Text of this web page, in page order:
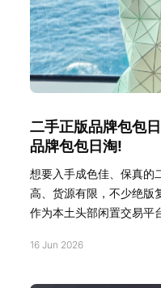
二手正版品牌包包
品牌包包日淘!
想要入手成色佳、保真的
高、货源有限，不少绝版
作为本土头部闲置交易平
16 Jun 2026